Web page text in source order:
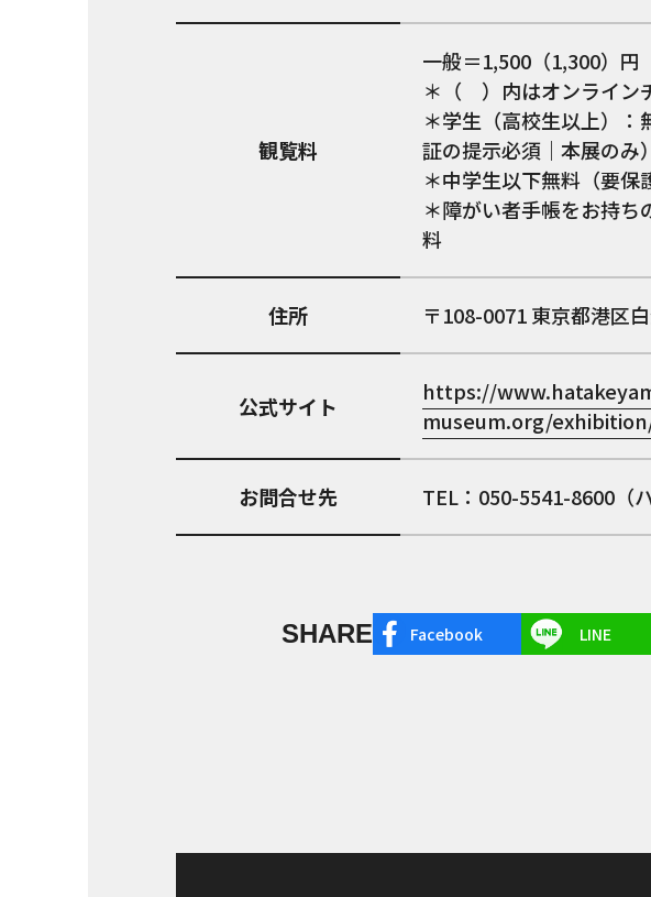
観覧料
一般＝1,500（1,300）円
＊（ ）内はオンライン
＊学生（高校生以上）
証の提示必須｜本展のみ）
＊中学生以下無料（要保
＊障がい者手帳をお持ち
料
住所 108-0071 東京都港区
公式サイト
https://
museum.org/
お問合せ先 TEL：050-5541-8600（
SHARE Facebook LINE